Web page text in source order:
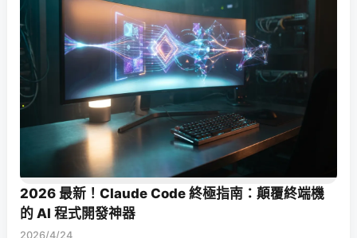
2026 最新！Claude Code 終極指南：顛覆終端機
的 AI 程式開發神器
2026/4/24